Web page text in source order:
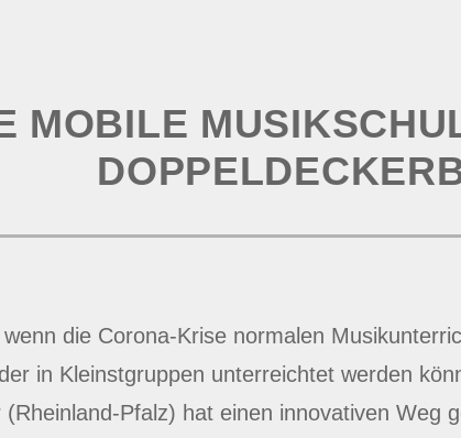
MOBILE
die Corona-Krise normalen
in Kleinstgruppen unterreichtet werden
(Rheinland-Pfalz) hat einen innovativen Weg